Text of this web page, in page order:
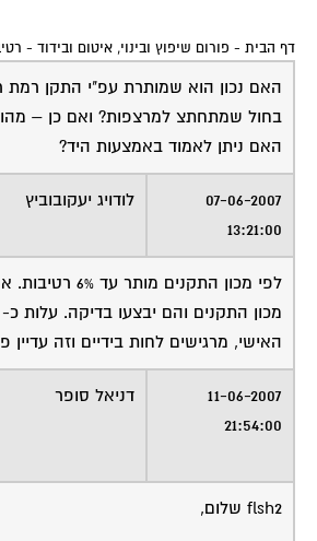
דף הבית - פורום שיפוץ ובינוי, איטום ובידוד -
האם נכון הוא שמותרת עפ"י התקן רמת
בחול שמתחתצ למרצפות? ואם כן – מהו
האם ניתן לאמוד באמצעות היד?
07-06-2007
13:21:00
לודויג יעקובוביץ
לפי מכון התקנים
האישי, מרגישים לחות בידיים וזה עדיין
11-06-2007
21:54:00
דניאל סופר
flsh2 שלום,